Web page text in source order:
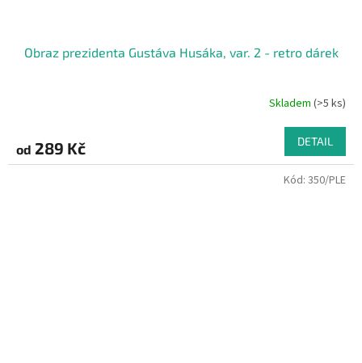
Obraz prezidenta Gustáva Husáka, var. 2 - retro dárek
je
5,0
Skladem(>5 ks)
od 289 Kč DETAIL
Kód: 350/PLE